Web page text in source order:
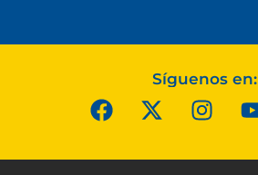
Síguenos en: